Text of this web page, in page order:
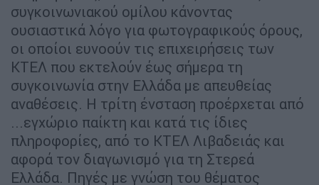
συγκοινωνιακού ομίλου κάνοντας
ουσιαστικά λόγο για φωτογραφικούς όρους,
οι οποίοι ευνοούν τις επιχειρήσεις των
ΚΤΕΛ που εκτελούν έως σήμερα τη
συγκοινωνία στην Ελλάδα με απευθείας
αναθέσεις. Η τρίτη ένσταση προέρχεται από
...εγχώριο παίκτη και κατά τις ίδιες
πληροφορίες, από το ΚΤΕΛ Λιβαδειάς και
αφορά τον διαγωνισμό για τη Στερεά
Ελλάδα. Πηγές με γνώση του θέματος